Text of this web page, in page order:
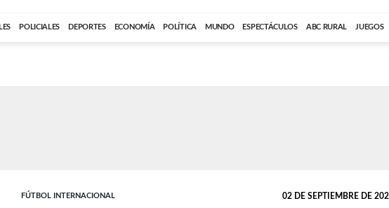
POLICIALES DEPORTES ECONOMÍA POLÍTICA MUNDO ESPECTÁCULOS ABC RURAL JUEGOS
FÚTBOL INTERNACIONAL 02 DE SEPTIEMBRE DE